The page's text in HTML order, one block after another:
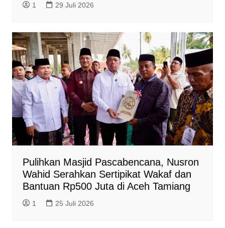
1 29 Juli 2026
Pulihkan Masjid Pascabencana, Nusron
Wahid Serahkan Sertipikat Wakaf dan
Bantuan Rp500 Juta di Aceh Tamiang
1 25 Juli 2026